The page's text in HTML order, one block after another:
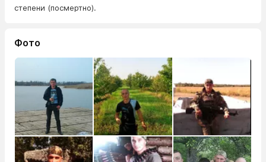
степени (посмертно).
Фото